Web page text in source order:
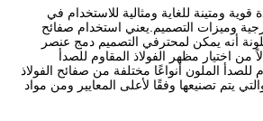
قوية ومتينة للغاية ومثالية للاستخدام في
وميزات التصميم.يعني استخدام صفائح
أنه يمكن لمحترفي التصميم دمج عنصر
من اختيار مظهر الفولاذ المقاوم للصدأ
للصدأ الملون أنواعًا مختلفة من صفائح الفولاذ
يتم تصنيعها وفقًا لأعلى المعايير ومن مواد